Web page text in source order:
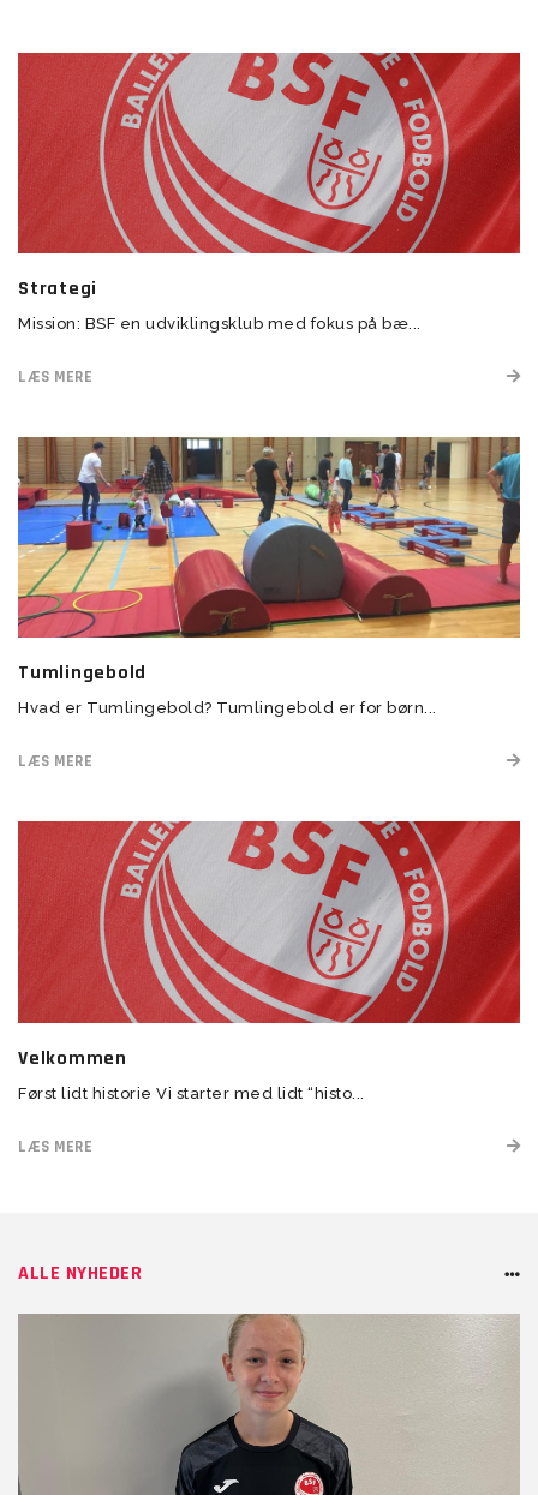
Strategi
Mission: BSF en udviklingsklub med fokus på bæ...
LÆS MERE
Tumlingebold
Hvad er Tumlingebold? Tumlingebold er for børn...
LÆS MERE
Velkommen
Først lidt historie Vi starter med lidt “histo...
LÆS MERE
ALLE NYHEDER